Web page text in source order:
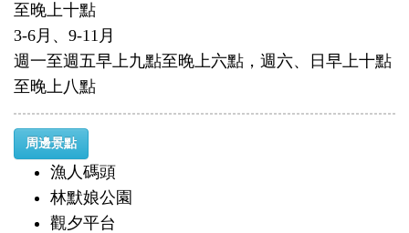
至晚上十點
3-6月、9-11月
週一至週五早上九點至晚上六點，週六、日早上十點
至晚上八點
周邊景點
漁人碼頭
林默娘公園
觀夕平台